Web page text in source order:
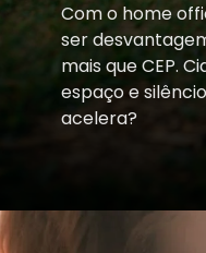
Com o home
ser
mais que CEP.
espaço e
acelera?